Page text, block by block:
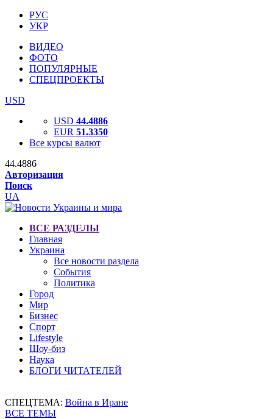
РУС
УКР
ВИДЕО
ФОТО
ПОПУЛЯРНЫЕ
СПЕЦПРОЕКТЫ
USD
USD 44.4886
EUR 51.3350
Все курсы валют
44.4886
Авторизация
Поиск
UA
ВСЕ РАЗДЕЛЫ
Главная
Украина
Все новости раздела
События
Политика
Город
Мир
Бизнес
Спорт
Lifestyle
Шоу-биз
Наука
БЛОГИ ЧИТАТЕЛЕЙ
СПЕЦТЕМА: Война в Иране
ВСЕ ТЕМЫ